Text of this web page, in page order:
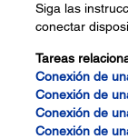
Siga las
conectar
Tareas
Conexión de
Conexión de
Conexión de
Conexión de